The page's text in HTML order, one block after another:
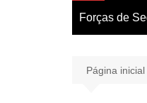
Forças de
Página inicial